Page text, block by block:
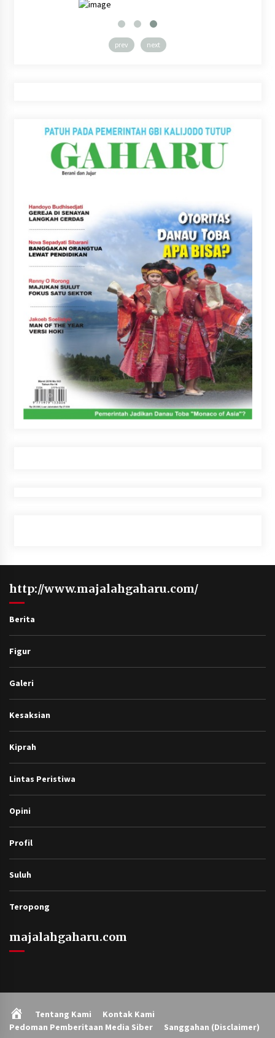
prev next
http://www.majalahgaharu.com/
Berita
Figur
Galeri
Kesaksian
Kiprah
Lintas Peristiwa
Opini
Profil
Suluh
Teropong
majalahgaharu.com
Home
Tentang Kami
Kontak Kami
Pedoman Pemberitaan Media Siber
Sanggahan (Disclaimer)